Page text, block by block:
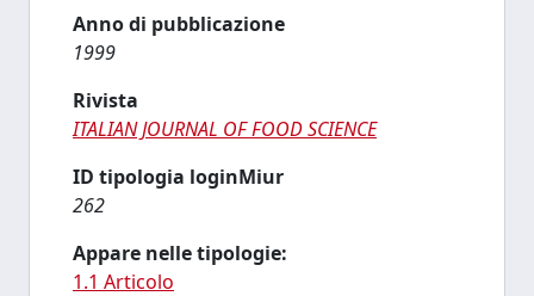
Anno di pubblicazione
1999
Rivista
ITALIAN JOURNAL OF FOOD SCIENCE
ID tipologia loginMiur
262
Appare nelle tipologie:
1.1 Articolo